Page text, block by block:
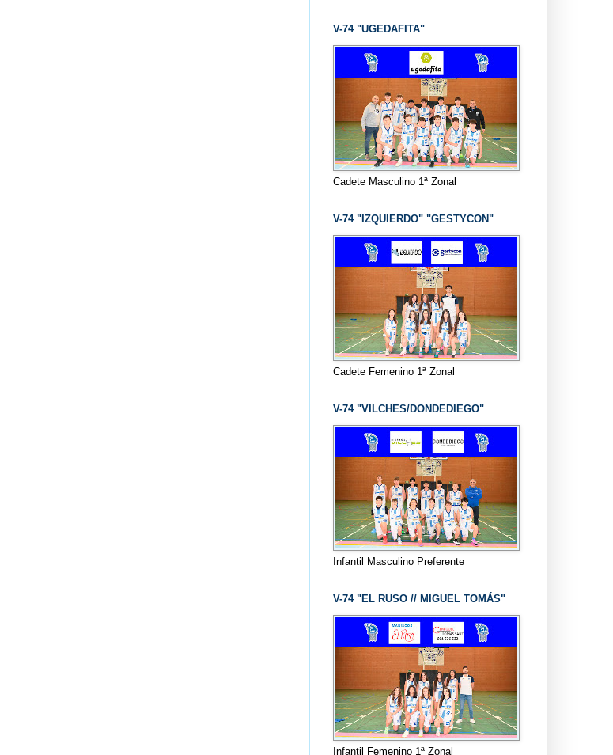
V-74 "UGEDAFITA"
Cadete Masculino 1ª Zonal
V-74 "IZQUIERDO" "GESTYCON"
Cadete Femenino 1ª Zonal
V-74 "VILCHES/DONDEDIEGO"
Infantil Masculino Preferente
V-74 "EL RUSO // MIGUEL TOMÁS"
Infantil Femenino 1ª Zonal